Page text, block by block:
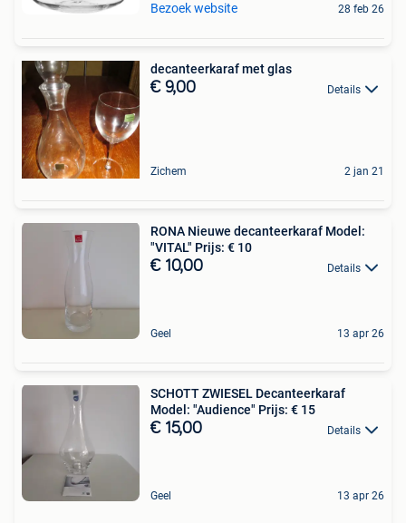
Bezoek website 28 feb 26
decanteerkaraf met glas
€ 9,00 Details
Zichem 2 jan 21
RONA Nieuwe decanteerkaraf Model:
"VITAL" Prijs: € 10
€ 10,00 Details
Geel 13 apr 26
SCHOTT ZWIESEL Decanteerkaraf
Model: "Audience" Prijs: € 15
€ 15,00 Details
Geel 13 apr 26